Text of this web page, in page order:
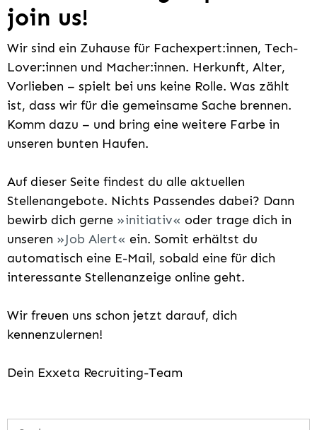
join us!
Wir sind ein Zuhause für Fachexpert:innen, Tech-
Lover:innen und Macher:innen. Herkunft, Alter,
Vorlieben – spielt bei uns keine Rolle. Was zählt
ist, dass wir für die gemeinsame Sache brennen.
Komm dazu – und bring eine weitere Farbe in
unseren bunten Haufen.
Auf dieser Seite findest du alle aktuellen
Stellenangebote. Nichts Passendes dabei? Dann
bewirb dich gerne
initiativ
oder trage dich in
unseren
Job Alert
ein. Somit erhältst du
automatisch eine E-Mail, sobald eine für dich
interessante Stellenanzeige online geht.
Wir freuen uns schon jetzt darauf, dich
kennenzulernen!
Dein Exxeta Recruiting-Team